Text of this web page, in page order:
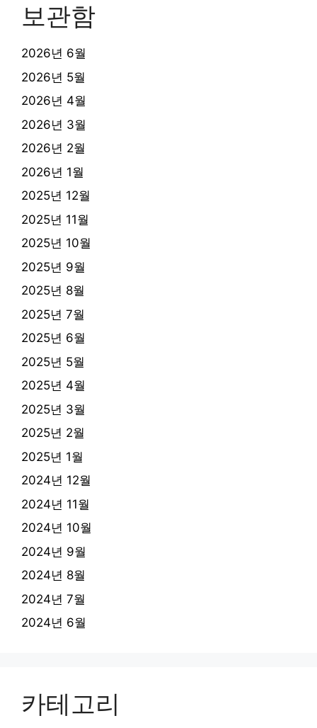
보관함
2026년 6월
2026년 5월
2026년 4월
2026년 3월
2026년 2월
2026년 1월
2025년 12월
2025년 11월
2025년 10월
2025년 9월
2025년 8월
2025년 7월
2025년 6월
2025년 5월
2025년 4월
2025년 3월
2025년 2월
2025년 1월
2024년 12월
2024년 11월
2024년 10월
2024년 9월
2024년 8월
2024년 7월
2024년 6월
카테고리